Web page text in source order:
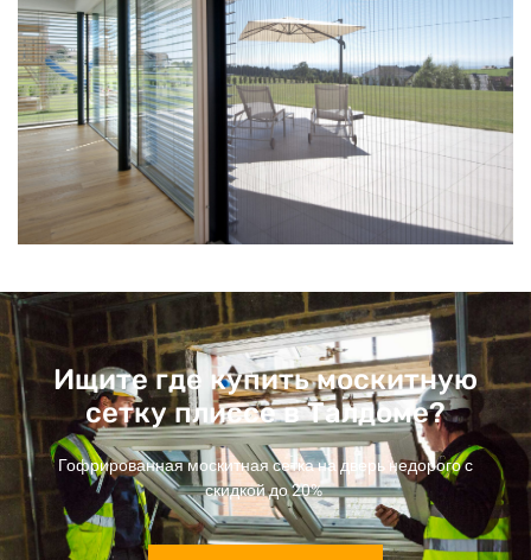
Ищите где купить москитную
сетку плиссе в Талдоме?
Гофрированная москитная сетка на дверь недорого с
скидкой до 20%